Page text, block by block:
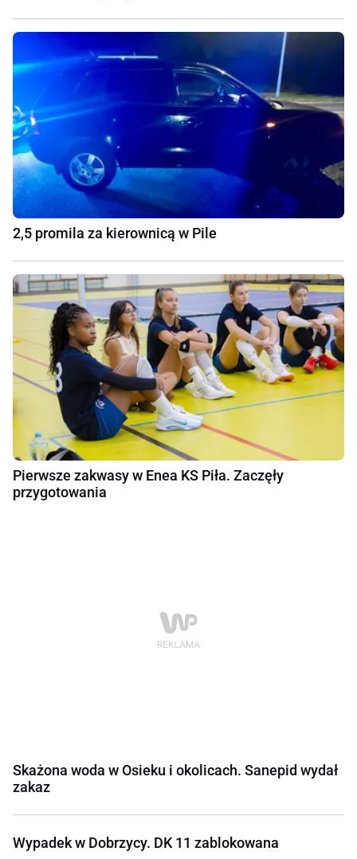
2,5 promila za kierownicą w Pile
Pierwsze zakwasy w Enea KS Piła. Zaczęły
przygotowania
Skażona woda w Osieku i okolicach. Sanepid wydał
zakaz
Wypadek w Dobrzycy. DK 11 zablokowana